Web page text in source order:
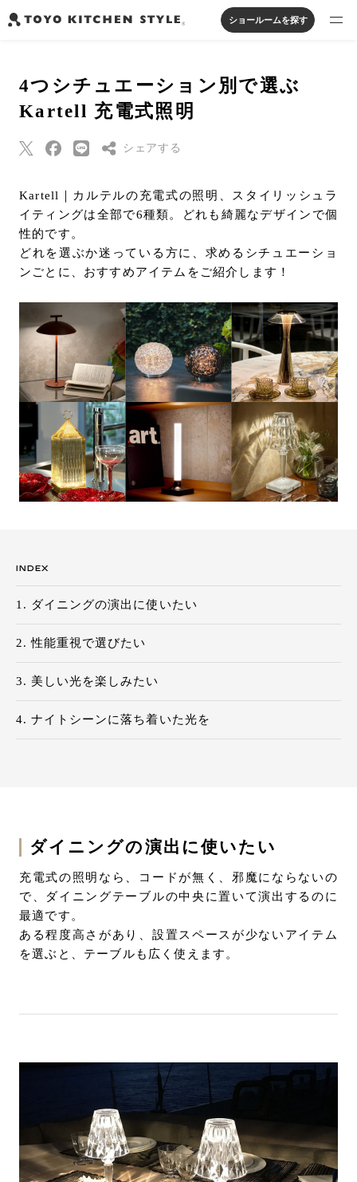
オープンキッチン
アイランドキッチン
ペニンシュラキッチン
壁付けキッチン
セパレートキッチン
並列型キッチン
システムキッチン
家具・照明・タイル
バス・洗面
実例から探す
ジャーナルを読む
オンラインストア
カタログを見る
よくあるご質問
お問い合わせ
サポート
LANGUAGE : JP
CN
オンライン見積もり
ショールームを探す
4つシチュエーション別で選ぶ
Kartell 充電式照明
シェアする
Threads
Pinterest
はてなブックマー
ク
URLをコピー
Kartell｜カルテルの充電式の照明、スタイリッシュラ
イティングは全部で6種類。どれも綺麗なデザインで個
性的です。
どれを選ぶか迷っている方に、求めるシチュエーショ
ンごとに、おすすめアイテムをご紹介します！
INDEX
ダイニングの演出に使いたい
性能重視で選びたい
美しい光を楽しみたい
ナイトシーンに落ち着いた光を
ダイニングの演出に使いたい
充電式の照明なら、コードが無く、邪魔にならないの
で、ダイニングテーブルの中央に置いて演出するのに
最適です。
ある程度高さがあり、設置スペースが少ないアイテム
を選ぶと、テーブルも広く使えます。